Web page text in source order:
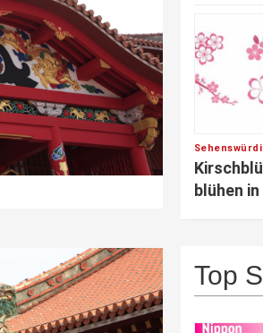
blühen
Top